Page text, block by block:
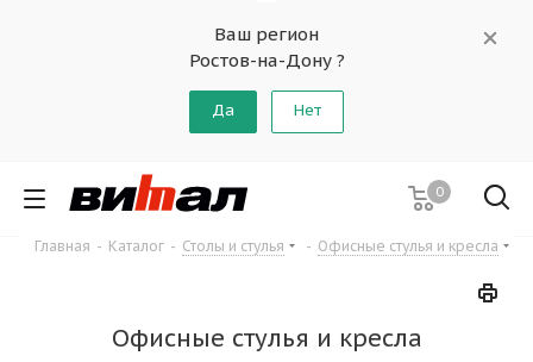
Ваш регион
Ростов-на-Дону ?
Да Нет
0
Главная - Каталог - Столы и стулья - Офисные стулья и кресла
Офисные стулья и кресла